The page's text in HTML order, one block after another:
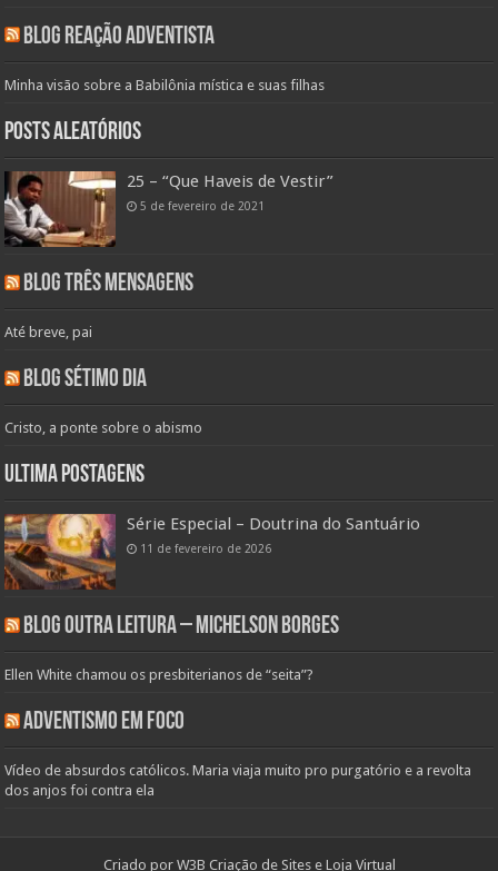
Blog Reação Adventista
Minha visão sobre a Babilônia mística e suas filhas
Posts aleatórios
25 – “Que Haveis de Vestir”
5 de fevereiro de 2021
Blog Três Mensagens
Até breve, pai
Blog Sétimo Dia
Cristo, a ponte sobre o abismo
Ultima Postagens
Série Especial – Doutrina do Santuário
11 de fevereiro de 2026
Blog Outra Leitura – Michelson Borges
Ellen White chamou os presbiterianos de “seita”?
Adventismo em Foco
Vídeo de absurdos católicos. Maria viaja muito pro purgatório e a revolta
dos anjos foi contra ela
Criado por W3B Criação de Sites e Loja Virtual